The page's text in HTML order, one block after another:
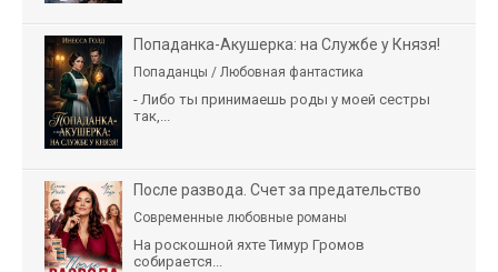
Попаданка-Акушерка: на Службе у Князя!
Попаданцы / Любовная фантастика
- Либо ты принимаешь роды у моей сестры
так,...
После развода. Счет за предательство
Современные любовные романы
На роскошной яхте Тимур Громов
собирается...